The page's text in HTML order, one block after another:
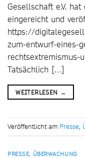
Gesellschaft e.V.
eingereicht und
https://
zum-entwurf-eines-
rechtsextremismus-
Tatsächlich […]
WEITERLESEN →
Veröffentlicht am Presse,
PRESSE, ÜBERWACHUNG